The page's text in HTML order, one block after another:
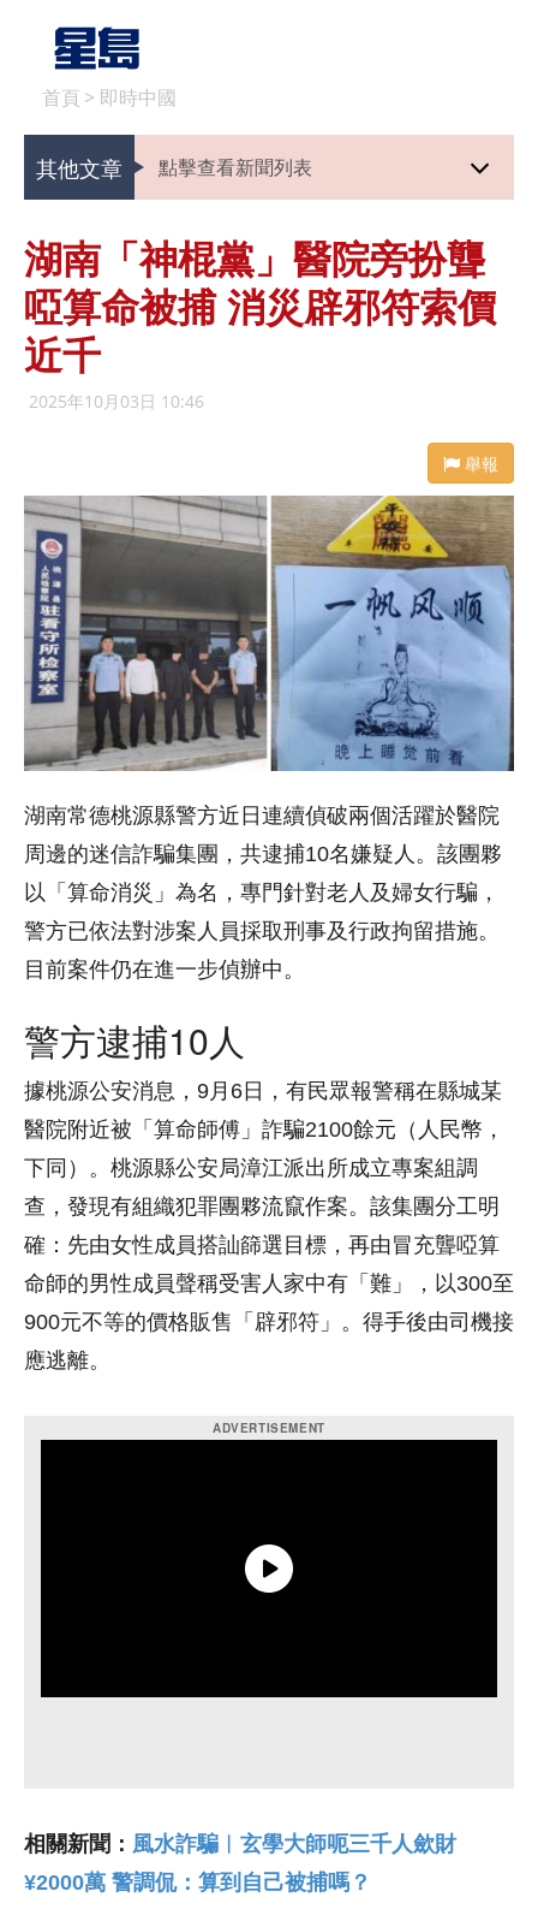
首頁 > 即時中國
其他文章 點擊查看新聞列表
湖南「神棍黨」醫院旁扮聾
啞算命被捕 消災辟邪符索價
近千
2025年10月03日 10:46
舉報
湖南常德桃源縣警方近日連續偵破兩個活躍於醫院
周邊的迷信詐騙集團，共逮捕10名嫌疑人。該團夥
以「算命消災」為名，專門針對老人及婦女行騙，
警方已依法對涉案人員採取刑事及行政拘留措施。
目前案件仍在進一步偵辦中。
警方逮捕10人
據桃源公安消息，9月6日，有民眾報警稱在縣城某
醫院附近被「算命師傅」詐騙2100餘元（人民幣，
下同）。桃源縣公安局漳江派出所成立專案組調
查，發現有組織犯罪團夥流竄作案。該集團分工明
確：先由女性成員搭訕篩選目標，再由冒充聾啞算
命師的男性成員聲稱受害人家中有「難」，以300至
900元不等的價格販售「辟邪符」。得手後由司機接
應逃離。
相關新聞： 風水詐騙︱玄學大師呃三千人歛財
¥2000萬 警調侃：算到自己被捕嗎？